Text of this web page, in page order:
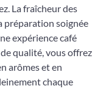
La fraîcheur des
préparation soignée
expérience café
qualité, vous offrez
arômes et en
chaque